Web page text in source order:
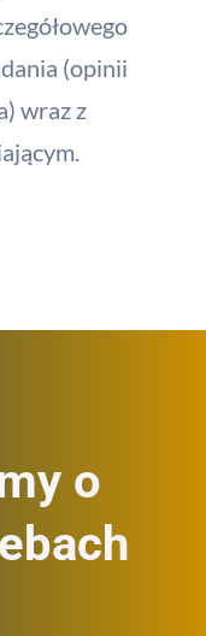
(opinii
wraz z
o